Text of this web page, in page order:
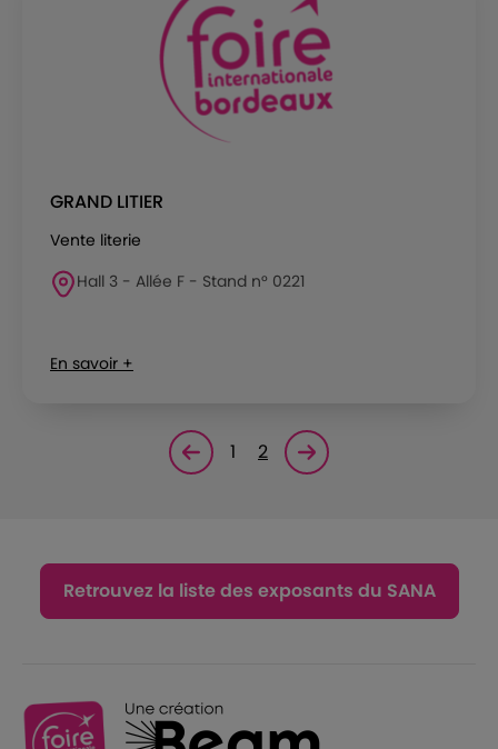
GRAND LITIER
Vente literie
Hall 3 - Allée F - Stand n° 0221
En savoir +
Page précédente
1 2 Page suivante<
Retrouvez la liste des exposants du SANA